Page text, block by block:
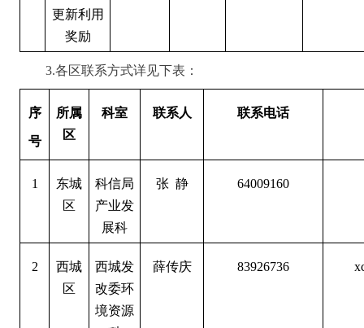
更新利用
奖励
3.各区联系方式详见下表 ：
序
号
所属
区
科室 联系人 联系电话
1
东城
区
科信局
产业发
展科
张 静 64009160
2
西城
区
西城发
改委环
境资源
薛传庆 83926736